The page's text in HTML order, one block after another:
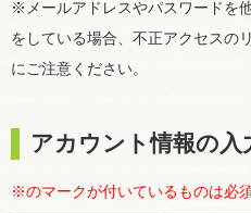
※メールアドレスやパスワードを
をしている場合、不正アクセスの
にご注意ください。
アカウント情報の入
※のマークが付いているものは必